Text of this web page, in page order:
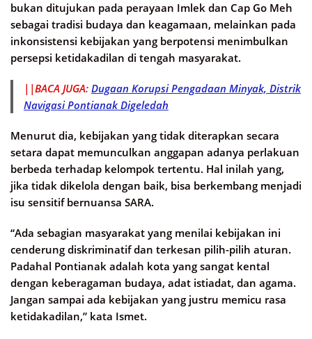
bukan ditujukan pada perayaan Imlek dan Cap Go Meh
sebagai tradisi budaya dan keagamaan, melainkan pada
inkonsistensi kebijakan yang berpotensi menimbulkan
persepsi ketidakadilan di tengah masyarakat.
||BACA JUGA: Dugaan Korupsi Pengadaan Minyak, Distrik
Navigasi Pontianak Digeledah
Menurut dia, kebijakan yang tidak diterapkan secara
setara dapat memunculkan anggapan adanya perlakuan
berbeda terhadap kelompok tertentu. Hal inilah yang,
jika tidak dikelola dengan baik, bisa berkembang menjadi
isu sensitif bernuansa SARA.
“Ada sebagian masyarakat yang menilai kebijakan ini
cenderung diskriminatif dan terkesan pilih-pilih aturan.
Padahal Pontianak adalah kota yang sangat kental
dengan keberagaman budaya, adat istiadat, dan agama.
Jangan sampai ada kebijakan yang justru memicu rasa
ketidakadilan,” kata Ismet.